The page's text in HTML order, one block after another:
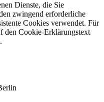
Dienste, die Sie
zwingend erforderliche
Cookies verwendet. Für
den Cookie-Erklärungstext